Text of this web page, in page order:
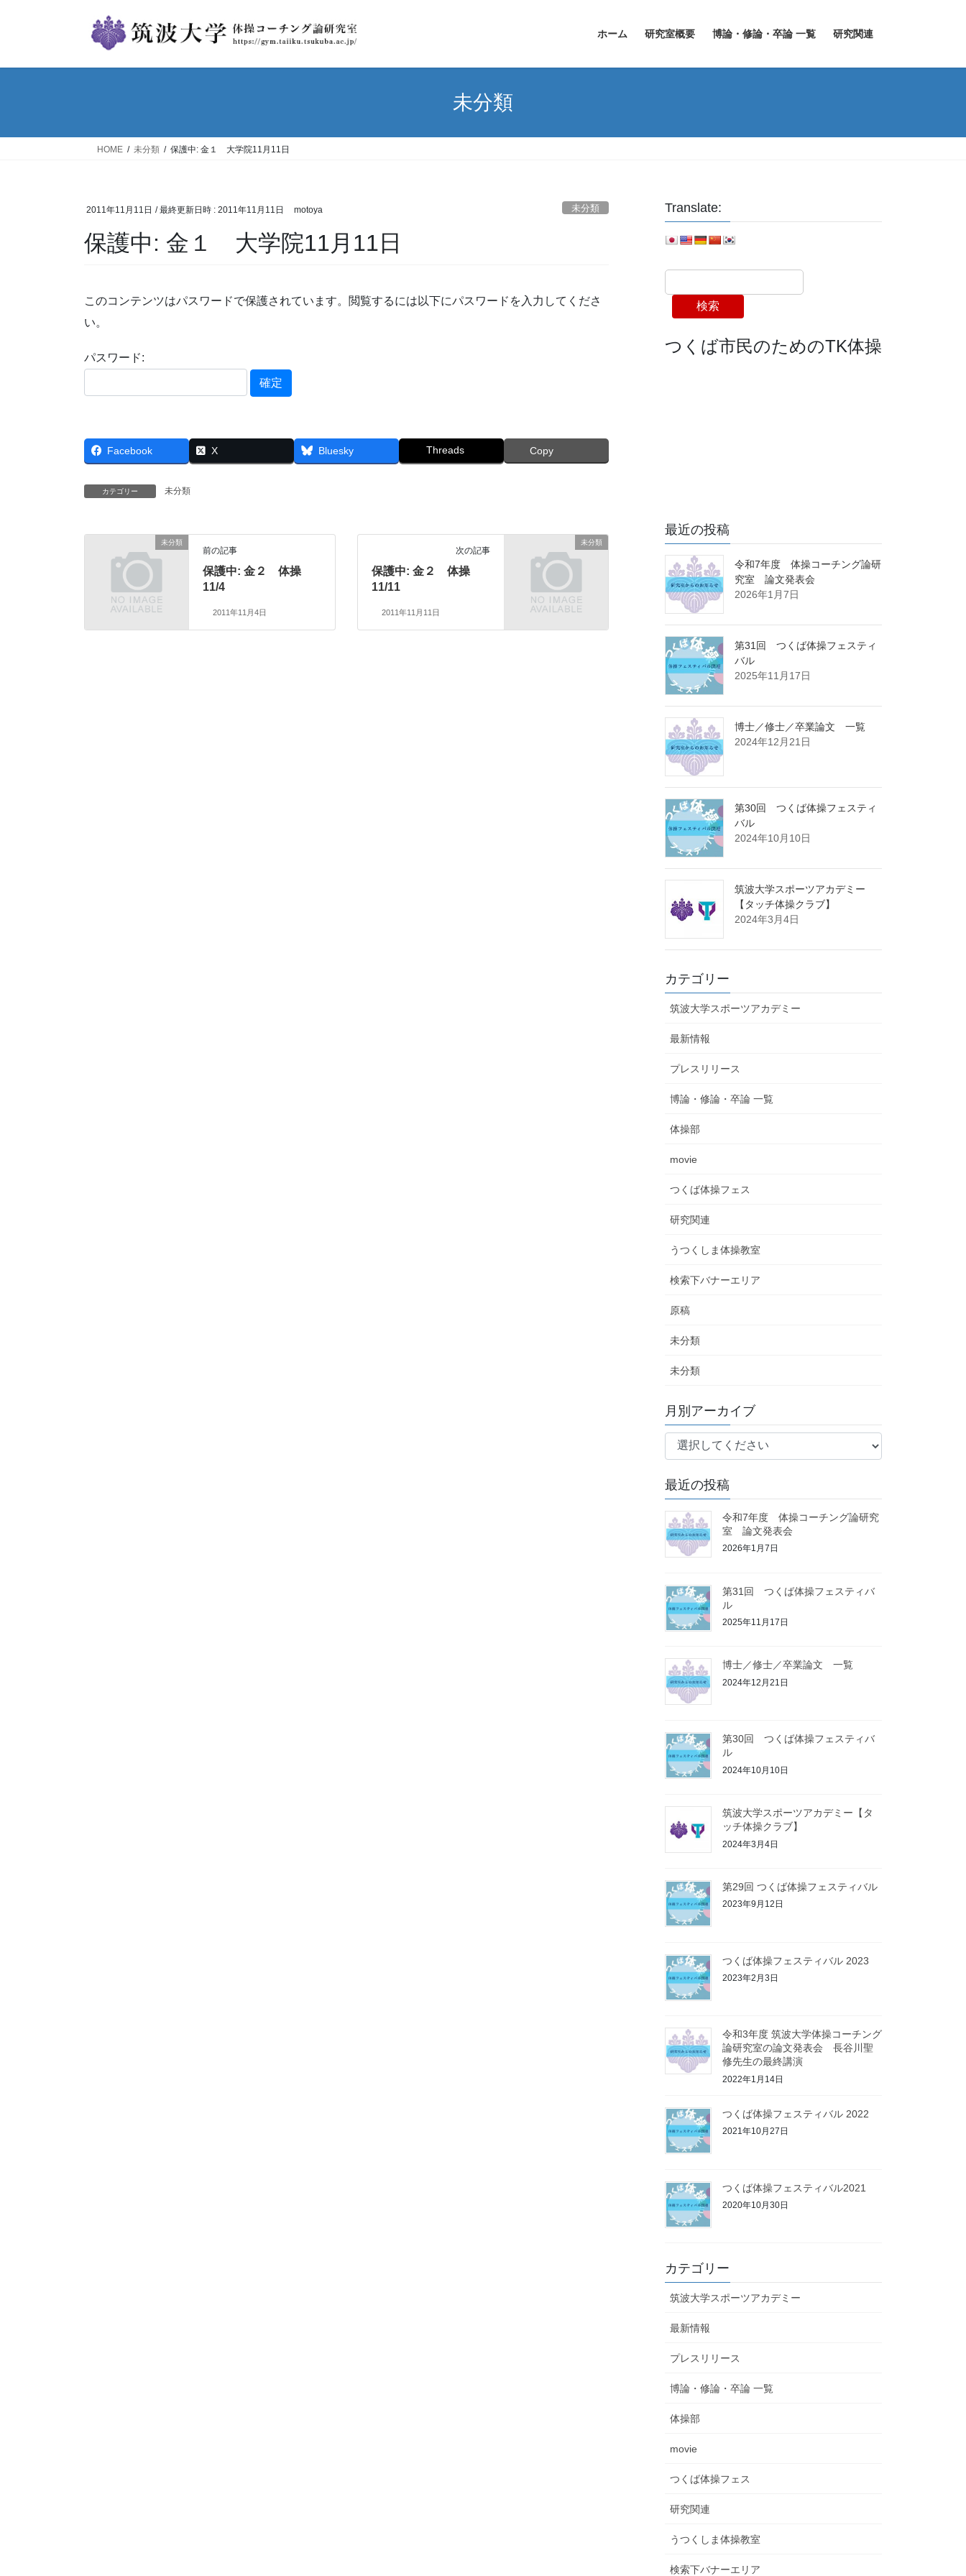
ホーム 研究室概要 博論・修論・卒論 一覧 研究関連
未分類
HOME 未分類 保護中: 金１ 大学院11月11日
2011年11月11日 / 最終更新日時 : 2011年11月11日 motoya 未分類
保護中: 金１ 大学院11月11日
このコンテンツはパスワードで保護されています。閲覧するには以下にパスワードを入力してくださ
い。
パスワード:
Facebook X Bluesky Threads Copy
カテゴリー 未分類
未分類
前の記事
保護中: 金２ 体操
11/4
2011年11月4日
未分類
次の記事
保護中: 金２ 体操
11/11
2011年11月11日
Translate:
検索
つくば市民のためのTK体操
最近の投稿
令和7年度 体操コーチング論研
究室 論文発表会
2026年1月7日
第31回 つくば体操フェスティ
バル
2025年11月17日
博士／修士／卒業論文 一覧
2024年12月21日
第30回 つくば体操フェスティ
バル
2024年10月10日
筑波大学スポーツアカデミー
【タッチ体操クラブ】
2024年3月4日
カテゴリー
筑波大学スポーツアカデミー
最新情報
プレスリリース
博論・修論・卒論 一覧
体操部
movie
つくば体操フェス
研究関連
うつくしま体操教室
検索下バナーエリア
原稿
未分類
未分類
月別アーカイブ
最近の投稿
令和7年度 体操コーチング論研究
室 論文発表会
2026年1月7日
第31回 つくば体操フェスティバ
ル
2025年11月17日
博士／修士／卒業論文 一覧
2024年12月21日
第30回 つくば体操フェスティバ
ル
2024年10月10日
筑波大学スポーツアカデミー【タ
ッチ体操クラブ】
2024年3月4日
第29回 つくば体操フェスティバル
2023年9月12日
つくば体操フェスティバル 2023
2023年2月3日
令和3年度 筑波大学体操コーチング
論研究室の論文発表会 長谷川聖
修先生の最終講演
2022年1月14日
つくば体操フェスティバル 2022
2021年10月27日
つくば体操フェスティバル2021
2020年10月30日
カテゴリー
筑波大学スポーツアカデミー
最新情報
プレスリリース
博論・修論・卒論 一覧
体操部
movie
つくば体操フェス
研究関連
うつくしま体操教室
検索下バナーエリア